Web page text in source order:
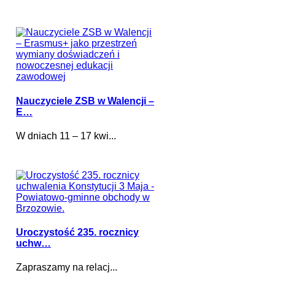
Nauczyciele ZSB w Walencji –
E…
W dniach 11 – 17 kwi...
Uroczystość 235. rocznicy
uchw…
Zapraszamy na relacj...